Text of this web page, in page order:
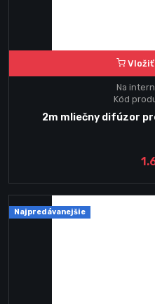
Vložiť
Na
Kód
2m mliečny difúzor
Najpredávanejšie